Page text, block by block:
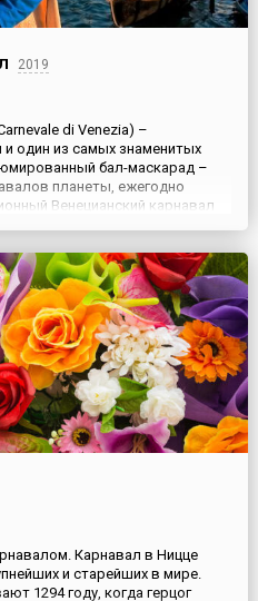
2019
di Venezia) –
один из самых знаменитых
бал-маскарад –
планеты, ежегодно
Венецианский карнавал
Карнавал в Ницце
и старейших в мире.
1294 году, когда герцог